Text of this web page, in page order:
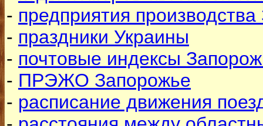
- предприятия
- праздники Украины
- почтовые индексы
- ПРЭЖО Запорожье
- расписание движения